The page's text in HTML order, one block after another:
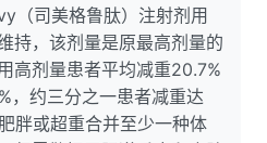
（司美格鲁肽）注射剂用
持，该剂量是原最高剂量的
高剂量患者平均减重20.7%
，约三分之一患者减重达
胖或超重合并至少一种体